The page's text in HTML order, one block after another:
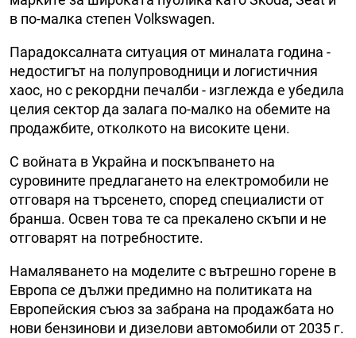
в по-малка степен Volkswagen.
Парадоксалната ситуация от миналата година -
недостигът на полупроводници и логистичния
хаос, но с рекордни печалби - изглежда е убедила
целия сектор да залага по-малко на обемите на
продажбите, отколкото на високите цени.
С войната в Украйна и поскъпването на
суровините предлагането на електромобили не
отговаря на търсенето, според специалисти от
бранша. Освен това те са прекалено скъпи и не
отговарят на потребностите.
Намаляването на моделите с вътрешно горене в
Европа се дължи предимно на политиката на
Европейския съюз за забрана на продажбата но
нови бензинови и дизелови автомобили от 2035 г.